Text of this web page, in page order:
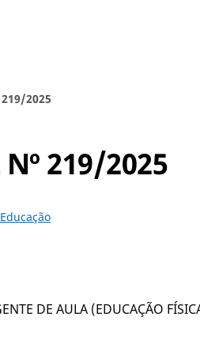
219/2025
219/2025
Educação
DE AULA (EDUCAÇÃO